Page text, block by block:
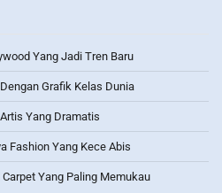
Yang Jadi Tren Baru
Grafik Kelas Dunia
Yang Dramatis
Fashion Yang Kece Abis
Yang Paling Memukau